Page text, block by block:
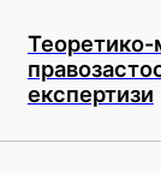
Теоретико-
експертизи